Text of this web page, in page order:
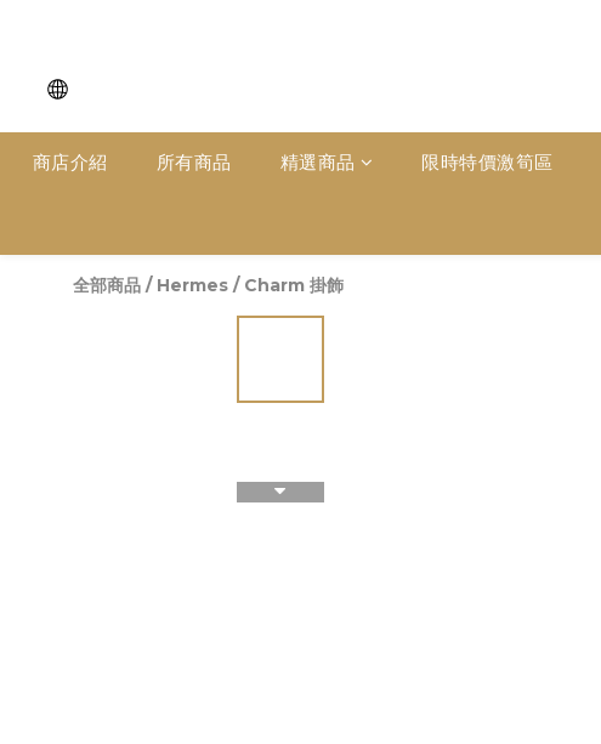
商店介紹 所有商品 精選商品 限時特價激筍區
全部商品 / Hermes / Charm 掛飾